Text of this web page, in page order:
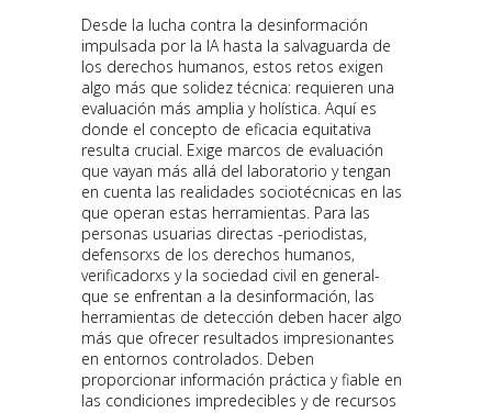
Desde la lucha contra la desinformación
impulsada por la IA hasta la salvaguarda de
los derechos humanos, estos retos exigen
algo más que solidez técnica: requieren una
evaluación más amplia y holística. Aquí es
donde el concepto de eficacia equitativa
resulta crucial. Exige marcos de evaluación
que vayan más allá del laboratorio y tengan
en cuenta las realidades sociotécnicas en las
que operan estas herramientas. Para las
personas usuarias directas -periodistas,
defensorxs de los derechos humanos,
verificadorxs y la sociedad civil en general-
que se enfrentan a la desinformación, las
herramientas de detección deben hacer algo
más que ofrecer resultados impresionantes
en entornos controlados. Deben
proporcionar información práctica y fiable en
las condiciones impredecibles y de recursos